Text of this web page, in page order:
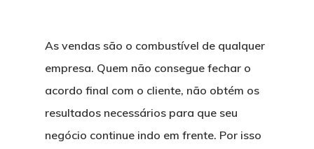
As vendas são o combustível de qualquer
empresa. Quem não consegue fechar o
acordo final com o cliente, não obtém os
resultados necessários para que seu
negócio continue indo em frente. Por isso